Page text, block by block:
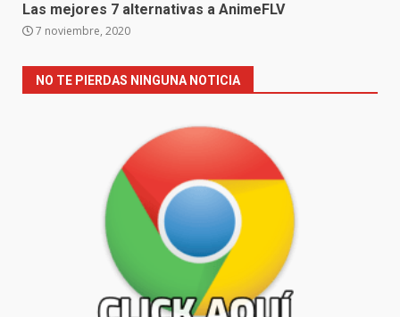
Las mejores 7 alternativas a AnimeFLV
7 noviembre, 2020
NO TE PIERDAS NINGUNA NOTICIA